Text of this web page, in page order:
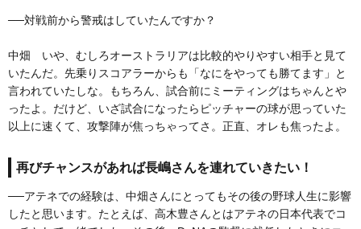
──対戦前から警戒はしていたんですか？
中畑 いや、むしろオーストラリアは比較的やりやすい相手と見て
いたんだ。先乗りスコアラーからも「なにをやっても勝てます」と
言われていたしな。もちろん、試合前にミーティングはちゃんとや
ったよ。だけど、いざ試合になったらピッチャーの球が思っていた
以上に速くて、攻撃陣が焦っちゃってさ。正直、オレも焦ったよ。
再びチャンスがあれば長嶋さんを連れていきたい！
──アテネでの経験は、中畑さんにとってもその後の野球人生に影響
したと思います。たとえば、高木豊さんとはアテネの日本代表でコ